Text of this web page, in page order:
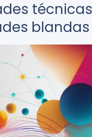
blandas